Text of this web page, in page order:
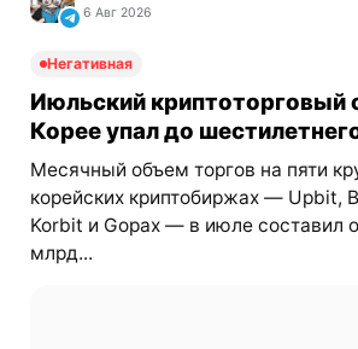
6 Авг 2026
Негативная
Июльский криптоторговый
Корее упал до
Месячный объем торгов на пяти
корейских криптобиржах — Upbit,
Korbit и Gopax — в июле составил
млрд...